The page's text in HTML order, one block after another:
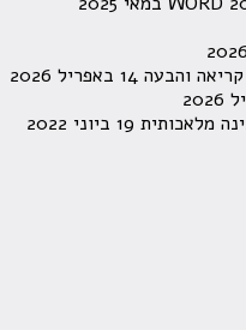
והבעה 14 באפריל 2026
מלאכותית 19 ביוני 2022